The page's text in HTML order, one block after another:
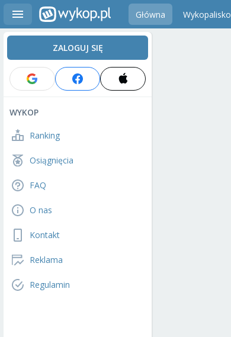
Główna Wykopalisko
ZALOGUJ SIĘ
WYKOP
Ranking
Osiągnięcia
FAQ
O nas
Kontakt
Reklama
Regulamin